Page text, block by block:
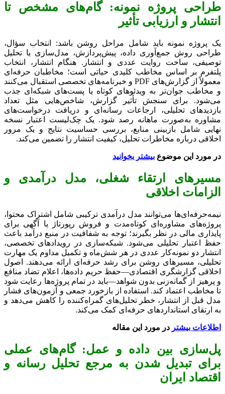
طراحی پروژه نمونه: گام‌های مشخص تا
انتشار و ارزیابی تأثیر
یک پروژه نمونه باید شامل مراحل روشن باشد: انتخاب سؤال،
طراحی روش جمع‌آوری داده، پیش‌پردازش، مدل‌سازی یا تحلیل
توصیفی، ساخت روایت عددی و انتشار. هنگام انتشار، انتخاب
پلتفرم بر اساس مخاطب کلیدی حیاتی است؛ مخاطبان حرفه‌ای
معمولاً از گزارش‌های PDF و خبرنامه‌های تخصصی استقبال می‌کنند
و مخاطب جوان‌تر به ویدئوهای کوتاه یا پست‌های شبکه‌ای جذب
می‌شود. برای سنجش تأثیر گزارش، شاخص‌هایی مثل تعداد
بازدیدهای تحلیلی، ارجاعات رسانه‌ای و دریافت درخواست‌های
مشاوره به‌صورت ماهانه رصد شود. یک چک‌لیست اعتبار نسخه
نهایی شامل بازبینی منابع، بررسی حساسیت نتایج و یک مرور
اخلاقی درباره مخاطرات تحلیل، کیفیت انتشار را تضمین می‌کند.
در مورد این موضوع بیشتر بخوانید
مسیرهای ارتقاء شغلی، مدل درآمدی و
الزامات اخلاقی
نیمه‌حرفه‌ای‌ها می‌توانند مدل درآمدی ترکیبی شامل اشتراک محتوا،
پروژه‌های مشاوره‌ای کوتاه‌مدت و فروش رپورتاژ یا آگهی برای
پایداری مالی در نظر بگیرند؛ توجه به شفافیت در منبع درآمد باعث
حفظ اعتبار تحلیلی می‌شود. شبکه‌سازی در رویدادهای تخصصی،
انتشار دو نمونه‌کار عددی در هر شش‌ماه و تکمیل مداوم یک مهارت
تحلیلی، مسیرهای روشن برای رشد حرفه‌ای ارائه می‌دهند. اصول
اخلاقی گزارشگری اقتصادی—حفظ حریم داده‌ها، اعلام تضاد منافع
و پرهیز از گمانه‌زنی بدون شواهد—باید در تمام پروژه‌ها رعایت شود
تا مخاطب اعتماد کند. استفاده از بازخورد جمعی و آزمون‌های فشار
مدل قبل از انتشار، خطر تحلیل‌های گمراه‌کننده را کاهش می‌دهد و
به ارتقای استانداردهای حرفه‌ای کمک می‌کند.
اطلاعات بیشتر در مورد این مقاله
پل‌سازی بین داده و عمل: گام‌های عملی
برای تبدیل شدن به مرجع تحلیل رسانه و
اقتصاد ایران